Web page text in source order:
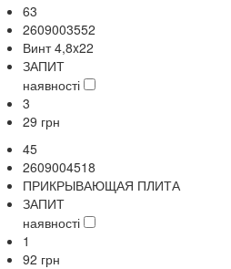
63
2609003552
Винт 4,8x22
ЗАПИТ
наявності
3
29 грн
45
2609004518
ПРИКРЫВАЮЩАЯ ПЛИТА
ЗАПИТ
наявності
1
92 грн